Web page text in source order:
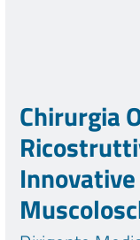
Chirurgia